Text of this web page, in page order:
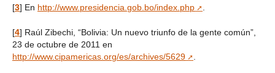
[3] En http://www.presidencia.gob.bo/index.php .
[4] Raúl Zibechi, “Bolivia: Un nuevo triunfo de la gente común”,
23 de octubre de 2011 en
http://www.cipamericas.org/es/archives/5629